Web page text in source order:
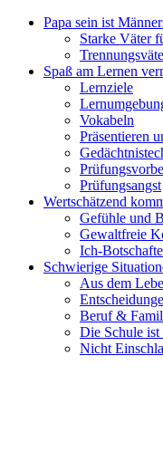
Papa sein ist
Starke Väter
Spaß am Lernen
Lernziele
Vokabeln
Präsentieren
Prüfungsangst
Wertschätzend
Gefühle und
Gewaltfreie
Ich-
Schwierige
Aus dem
Beruf &
Die Schule ist
Nicht